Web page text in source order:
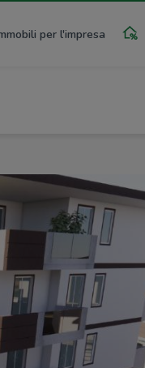
per l'impresa